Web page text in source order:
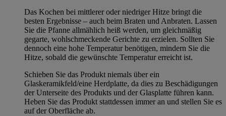
Das Kochen bei mittlerer oder niedriger Hitze bringt die
besten Ergebnisse – auch beim Braten und Anbraten. Lassen
Sie die Pfanne allmählich heiß werden, um gleichmäßig
gegarte, wohlschmeckende Gerichte zu erzielen. Sollten Sie
dennoch eine hohe Temperatur benötigen, mindern Sie die
Hitze, sobald die gewünschte Temperatur erreicht ist.
Schieben Sie das Produkt niemals über ein
Glaskeramikfeld/eine Herdplatte, da dies zu Beschädigungen
der Unterseite des Produkts und der Glasplatte führen kann.
Heben Sie das Produkt stattdessen immer an und stellen Sie es
auf der Oberfläche ab.